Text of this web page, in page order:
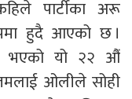
पार्टीका अरू
हुदै आएको छ ।
भएको यो २२ औं
ओलीले सोही